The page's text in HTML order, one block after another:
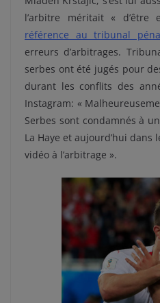
l’arbitre méritait « d’être
référence au tribunal
erreurs d’arbitrages.
serbes ont été jugés pour
durant les conflits des
Instagram: «
Serbes sont condamnés à
La Haye et aujourd’hui dans
vidéo à l’arbitrage ».